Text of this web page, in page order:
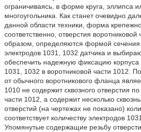
ограничиваясь, в форме круга, эллипса
многоугольника. Как станет очевидно
данной области техники, форма
соответственно, отверстия
образом, определяются формой сечения
электродов 1031, 1032 датчика и
обеспечить надежную фиксацию корпуса
1031, 1032 в воротниковой части 1012.
от обычного воротникового фланца
1010 не содержит сквозного отверстия
части 1012, а содержит несколько
отверстий (на чертежах не показано)
соответствует количеству электродов
Упомянутые содержащие резьбу